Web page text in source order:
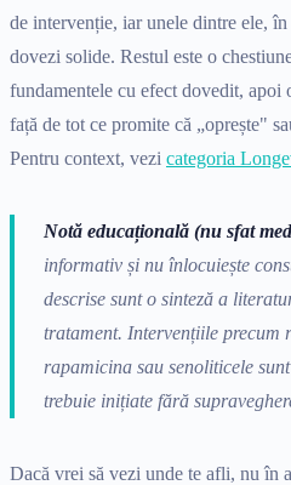
de intervenție, iar unele dintre ele,
dovezi solide. Restul este o
fundamentele cu efect dovedit, apoi
față de tot ce promite că „oprește"
Pentru context, vezi categoria
Notă educațională (nu sfat
informativ și nu înlocuiește
descrise sunt o sinteză a
tratament. Intervențiile precum
rapamicina sau senoliticele
trebuie inițiate fără
Dacă vrei să vezi unde te afli, nu în